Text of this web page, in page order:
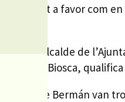
tant a favor com
d’alcalde de
Silvia Biosca,
de Bermán van